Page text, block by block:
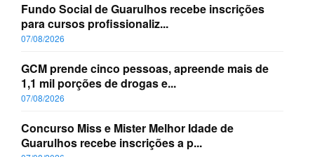
Fundo Social de Guarulhos recebe inscrições
para cursos profissionaliz...
07/08/2026
GCM prende cinco pessoas, apreende mais de
1,1 mil porções de drogas e...
07/08/2026
Concurso Miss e Mister Melhor Idade de
Guarulhos recebe inscrições a p...